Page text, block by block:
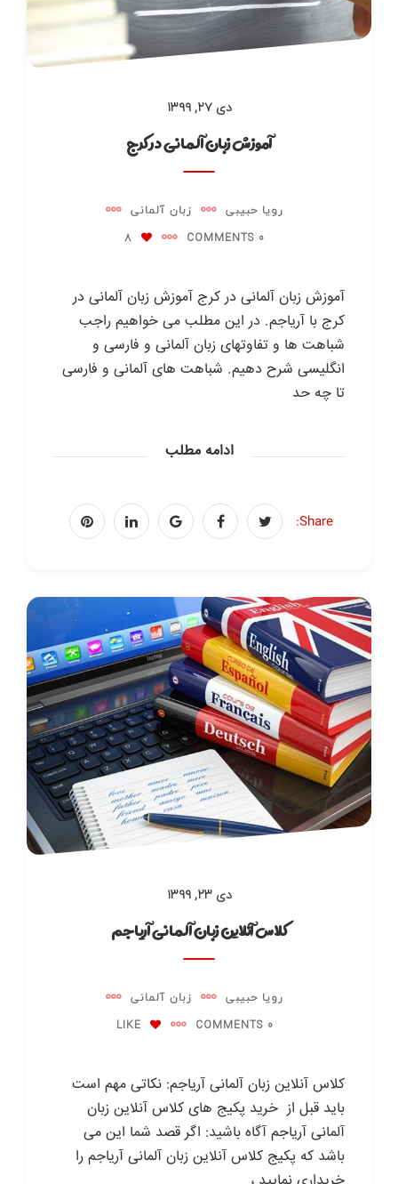
دی ۲۷, ۱۳۹۹
آموزش زبان آلمانی در کرج
رویا حبیبی
زبان آلمانی
0 COMMENTS
8
آموزش زبان آلمانی در کرج آموزش زبان آلمانی در
کرج با آریاجم. در این مطلب می خواهیم راجب
شباهت ها و تفاوتهای زبان آلمانی و فارسی و
انگلیسی شرح دهیم. شباهت های آلمانی و فارسی
تا چه حد
ادامه مطلب
Share:
دی ۲۳, ۱۳۹۹
کلاس آنلاین زبان آلمانی آریاجم
رویا حبیبی
زبان آلمانی
0 COMMENTS
LIKE
کلاس آنلاین زبان آلمانی آریاجم: نکاتی مهم است
باید قبل از خرید پکیج های کلاس آنلاین زبان
آلمانی آریاجم آگاه باشید: اگر قصد شما این می
باشد که پکیج کلاس آنلاین زبان آلمانی آریاجم را